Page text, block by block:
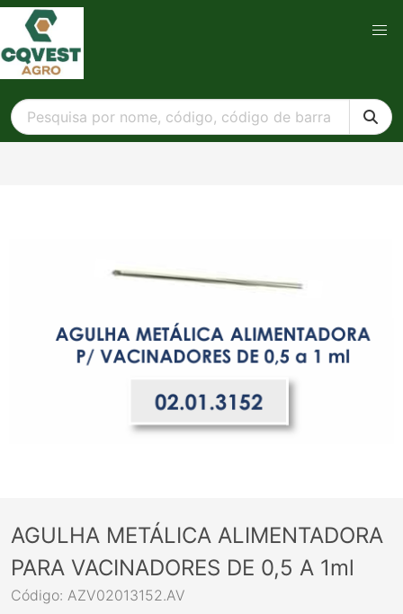
AGULHA METÁLICA ALIMENTADORA
PARA VACINADORES DE 0,5 A 1ml
Código: AZV02013152.AV